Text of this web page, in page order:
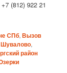
(812) 922 21
СПб,Вызов
Шувалово,
район